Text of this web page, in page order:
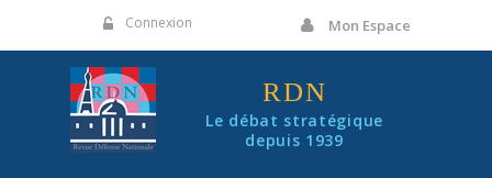
Connexion Mon Espace
RDN
Le débat stratégique
depuis 1939